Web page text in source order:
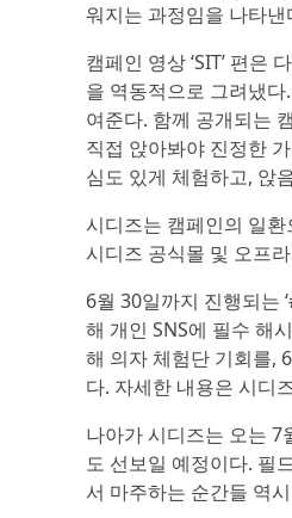
워지는 과정임을 나타낸
캠페인 영상 ‘SIT’ 편은
을 역동적으로 그려냈
여준다. 함께 공개되는
직접 앉아봐야 진정한
심도 있게 체험하고, 앉
시디즈는 캠페인의 일
시디즈 공식몰 및 오프
6월 30일까지 진행되는
해 개인 SNS에 필수 해
해 의자 체험단 기회를,
다. 자세한 내용은 시디
나아가 시디즈는 오는 7
도 선보일 예정이다. 필
서 마주하는 순간들 역